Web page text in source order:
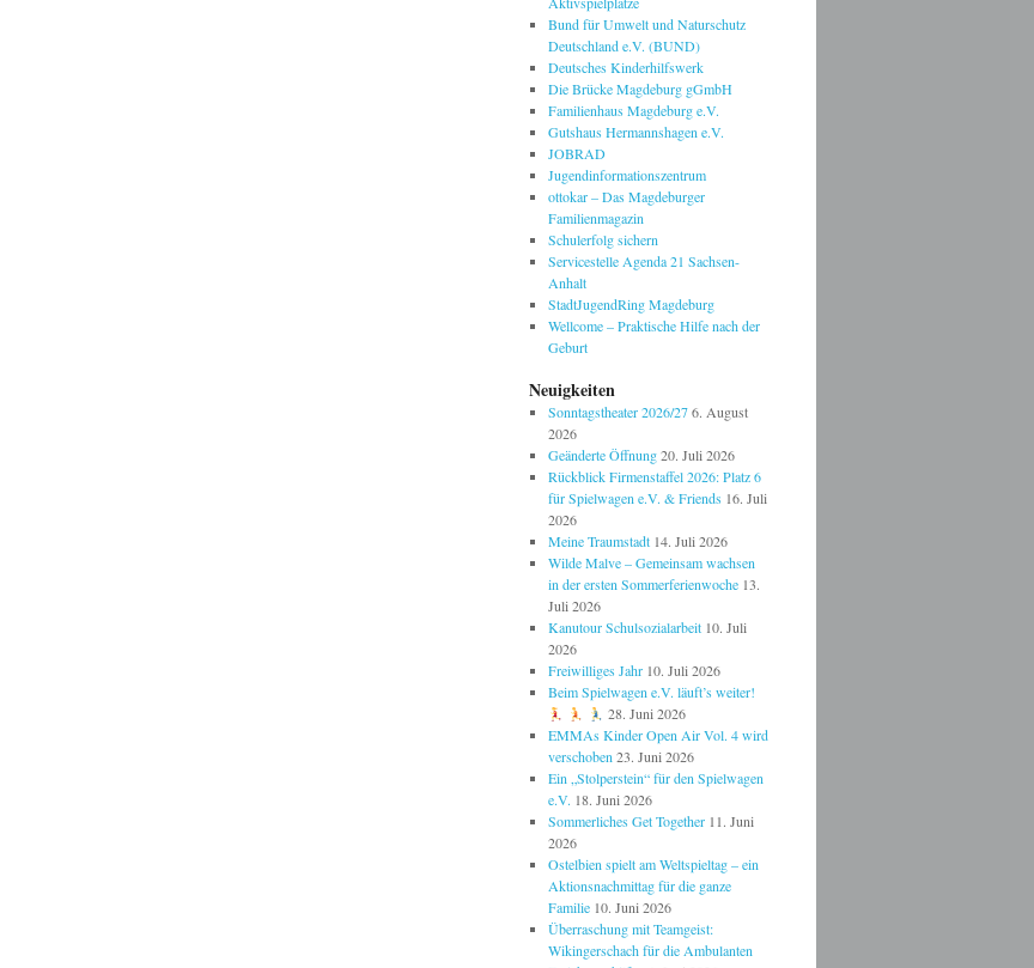
Bund für Umwelt und Naturschutz
Deutschland e.V. (BUND)
Deutsches Kinderhilfswerk
Die Brücke Magdeburg gGmbH
Familienhaus Magdeburg e.V.
Gutshaus Hermannshagen e.V.
JOBRAD
Jugendinformationszentrum
ottokar – Das Magdeburger
Familienmagazin
Schulerfolg sichern
Servicestelle Agenda 21 Sachsen-
Anhalt
StadtJugendRing Magdeburg
Wellcome – Praktische Hilfe nach der
Geburt
Neuigkeiten
Sonntagstheater 2026/27 6. August
2026
Geänderte Öffnung 20. Juli 2026
Rückblick Firmenstaffel 2026: Platz 6
für Spielwagen e.V. & Friends 16. Juli
2026
Meine Traumstadt 14. Juli 2026
Wilde Malve – Gemeinsam wachsen
in der ersten Sommerferienwoche 13.
Juli 2026
Kanutour Schulsozialarbeit 10. Juli
2026
Freiwilliges Jahr 10. Juli 2026
Beim Spielwagen e.V. läuft’s weiter!
28. Juni 2026
EMMAs Kinder Open Air Vol. 4 wird
verschoben 23. Juni 2026
Ein „Stolperstein“ für den Spielwagen
e.V. 18. Juni 2026
Sommerliches Get Together 11. Juni
2026
Ostelbien spielt am Weltspieltag – ein
Aktionsnachmittag für die ganze
Familie 10. Juni 2026
Überraschung mit Teamgeist:
Wikingerschach für die Ambulanten